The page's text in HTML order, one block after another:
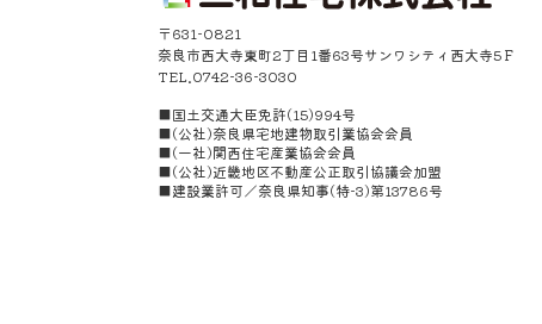
〒631-0821
奈良市西大寺東町2丁目1番63号サンワシティ西大寺5Ｆ
TEL.0742-36-3030
■国土交通大臣免許(15)994号
■(公社)奈良県宅地建物取引業協会会員
■(一社)関西住宅産業協会会員
■(公社)近畿地区不動産公正取引協議会加盟
■建設業許可／奈良県知事(特-3)第13786号